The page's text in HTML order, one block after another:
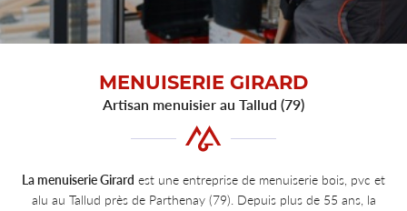
MENUISERIE GIRARD
Artisan menuisier au Tallud (79)
La menuiserie Girard est une entreprise de menuiserie bois, pvc et
alu au Tallud près de Parthenay (79). Depuis plus de 55 ans, la